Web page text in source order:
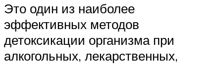
Это один из наиболее
эффективных методов
детоксикации организма при
алкогольных, лекарственных,